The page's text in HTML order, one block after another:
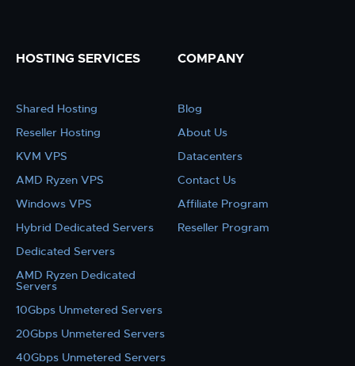
HOSTING SERVICES
Shared Hosting
Reseller Hosting
KVM VPS
AMD Ryzen VPS
Windows VPS
Hybrid Dedicated Servers
Dedicated Servers
AMD Ryzen Dedicated
Servers
10Gbps Unmetered Servers
20Gbps Unmetered Servers
40Gbps Unmetered Servers
COMPANY
Blog
About Us
Datacenters
Contact Us
Affiliate Program
Reseller Program